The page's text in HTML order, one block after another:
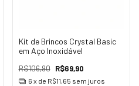
Kit de Brincos Crystal Basic
em Aço Inoxidável
R$106,90 R$69,90
6 x de R$11,65 sem juros